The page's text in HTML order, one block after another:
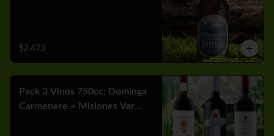
$2.473
Pack 3 Vinos 750cc: Dominga
Carmenere + Misiones Var